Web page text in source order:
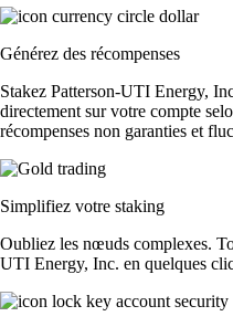
Générez des récompenses
Stakez Patterson-UTI Energy,
directement sur votre compte
récompenses non garanties et
Simplifiez votre staking
Oubliez les nœuds complexes.
UTI Energy, Inc. en quelques